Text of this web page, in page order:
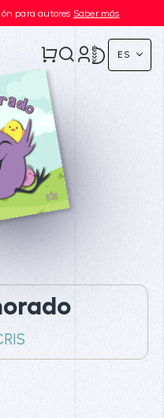
para autores Saber más
ES